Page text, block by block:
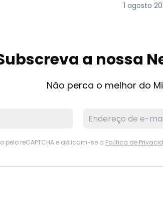
1 agosto
a nossa
Não perca o melhor do
pelo reCAPTCHA e aplicam-se a Política de